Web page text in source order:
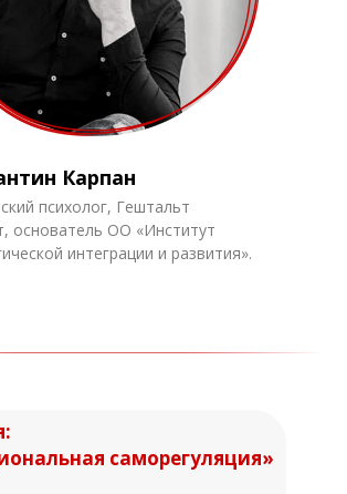
Карпан
психолог, Гештальт
основатель ОО «Институт
интеграции и развития».
саморегуляция»